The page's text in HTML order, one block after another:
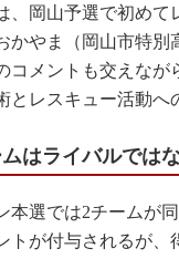
岡山予選で初めて
かやま（岡山市特別
コメントも交えなが
とレスキュー活動へ
はライバルでは
選では2チームが
トが付与されるが